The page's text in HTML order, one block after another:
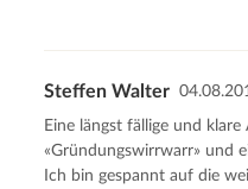
Steffen Walter
Eine längst fällige und
«Gründungswirrwarr» und
Ich bin gespannt auf die